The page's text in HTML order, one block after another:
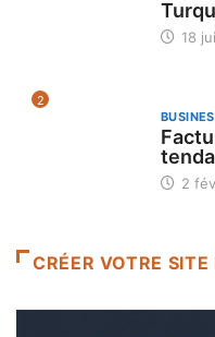
18
2
2
CRÉER VOTRE SITE